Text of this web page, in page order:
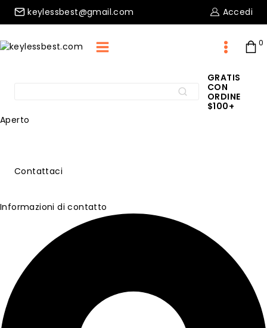
Skip
keylessbest@gmail.com Accedi
0
Cerca
GRATIS
CON
ORDINE
$100+
Aperto
Contattaci
Informazioni di contatto